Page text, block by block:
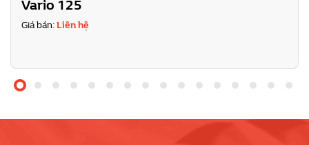
Vario 125
Giá bán:Liên hệ